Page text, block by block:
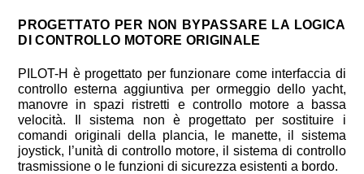
PROGETTATO PER NON BYPASSARE LA LOGICA
DI CONTROLLO MOTORE ORIGINALE
PILOT-H è progettato per funzionare come interfaccia di
controllo esterna aggiuntiva per ormeggio dello yacht,
manovre in spazi ristretti e controllo motore a bassa
velocità. Il sistema non è progettato per sostituire i
comandi originali della plancia, le manette, il sistema
joystick, l’unità di controllo motore, il sistema di controllo
trasmissione o le funzioni di sicurezza esistenti a bordo.